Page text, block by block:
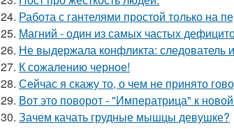
24. Работа с гантелями простой только на
25. Магний - один из самых частых
26. Не выдержала конфликта: следователь
27. К сожалению черное!
28. Сейчас я скажу то, о чем не принято
29. Вот это поворот - "Императрица" к
30. Зачем качать грудные мышцы девушке?